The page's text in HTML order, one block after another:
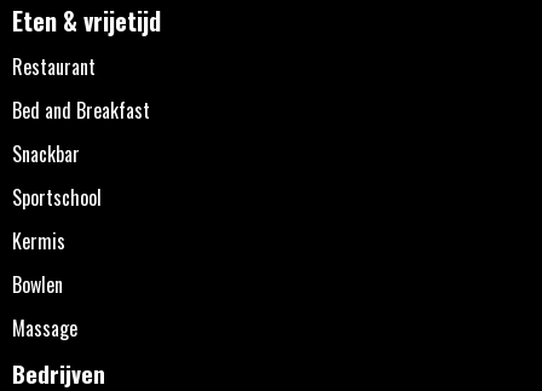
Eten & vrijetijd
Restaurant
Bed and Breakfast
Snackbar
Sportschool
Kermis
Bowlen
Massage
Bedrijven